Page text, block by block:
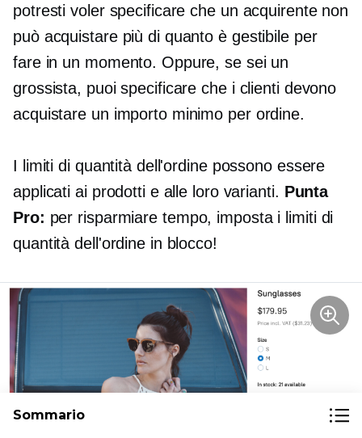
potresti voler specificare che un acquirente non
può acquistare più di quanto è gestibile per
fare in un momento. Oppure, se sei un
grossista, puoi specificare che i clienti devono
acquistare un importo minimo per ordine.
I limiti di quantità dell'ordine possono essere
applicati ai prodotti e alle loro varianti. Punta
Pro: per risparmiare tempo, imposta i limiti di
quantità dell'ordine in blocco!
Sommario